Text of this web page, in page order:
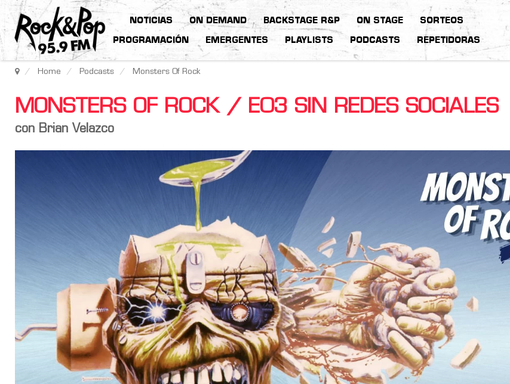
NOTICIAS ON DEMAND BACKSTAGE R&P ON STAGE SORTEOS
PROGRAMACIÓN EMERGENTES PLAYLISTS PODCASTS REPETIDORAS
Home Podcasts Monsters Of Rock
MONSTERS OF ROCK / E03 SIN REDES SOCIALES
con Brian Velazco